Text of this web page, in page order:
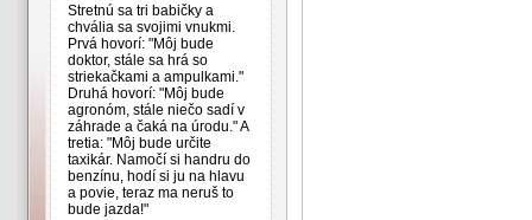
Stretnú sa tri babičky a
chvália sa svojimi vnukmi.
Prvá hovorí: "Môj bude
doktor, stále sa hrá so
striekačkami a ampulkami."
Druhá hovorí: "Môj bude
agronóm, stále niečo sadí v
záhrade a čaká na úrodu." A
tretia: "Môj bude určite
taxikár. Namočí si handru do
benzínu, hodí si ju na hlavu
a povie, teraz ma neruš to
bude jazda!"